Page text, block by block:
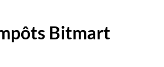
Bitmart